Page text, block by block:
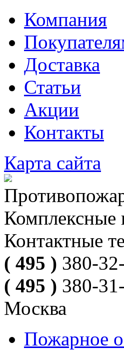
Компания
Доставка
Статьи
Акции
Контакты
Карта сайта
Комплексные
Контактные
( 495 ) 380-
( 495 ) 380-
Москва
Пожарное